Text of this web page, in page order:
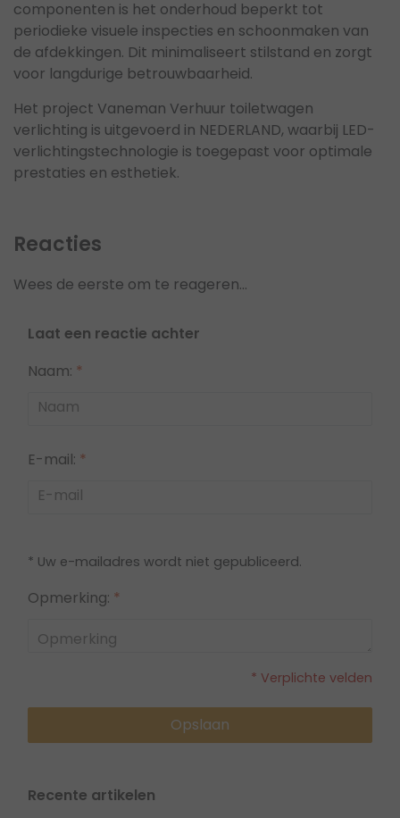
componenten is het onderhoud beperkt tot
periodieke visuele inspecties en schoonmaken van
de afdekkingen. Dit minimaliseert stilstand en zorgt
voor langdurige betrouwbaarheid.
Het project Vaneman Verhuur toiletwagen
verlichting is uitgevoerd in NEDERLAND, waarbij LED-
verlichtingstechnologie is toegepast voor optimale
prestaties en esthetiek.
Reacties
Wees de eerste om te reageren...
Laat een reactie achter
Naam: *
E-mail: *
* Uw e-mailadres wordt niet gepubliceerd.
Opmerking: *
* Verplichte velden
Opslaan
Recente artikelen